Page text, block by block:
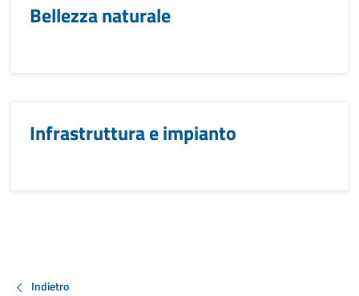
Bellezza naturale
Infrastruttura e impianto
Indietro